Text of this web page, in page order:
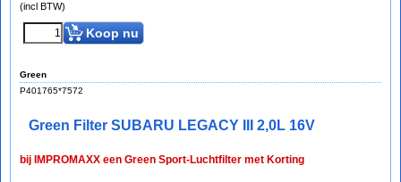
(incl BTW)
Koop nu
Green
P401765*7572
Green Filter SUBARU LEGACY III 2,0L 16V
bij IMPROMAXX een Green Sport-Luchtfilter met Korting